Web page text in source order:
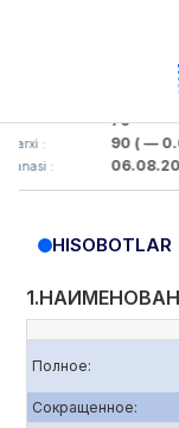
79
: 90( — 0.0 )
: 06.08.2026
HISOBOTLAR
Полное:
Сокращенное: